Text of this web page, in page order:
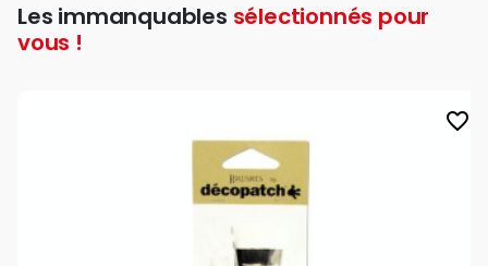
Les immanquables sélectionnés pour
vous !
favorite_border